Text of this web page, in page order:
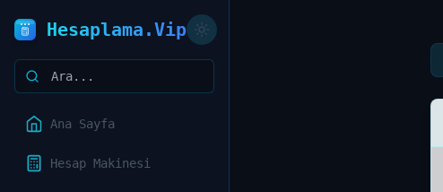
Hesaplama.Vip
Ana Sayfa
Hesap Makinesi